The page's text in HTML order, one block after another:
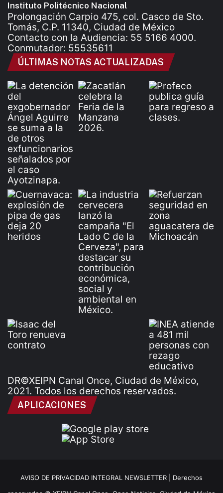
Instituto Politécnico Nacional
Prolongación Carpio 475, col. Casco de Sto.
Tomás, C.P. 11340, Ciudad de México
Contacto con la Audiencia: 55 5166 4000.
Conmutador: 55535611
ÚLTIMAS NOTAS ACTUALIZADAS
DR©XEIPN Canal Once, Ciudad de México,
2021. Todos los derechos reservados.
APLICACIONES
AVISO DE PRIVACIDAD INTEGRAL NEWSLETTER | Derechos